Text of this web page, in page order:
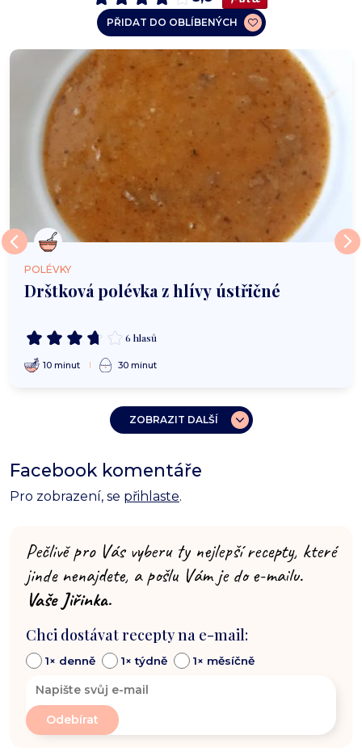
PŘIDAT DO OBLÍBENÝCH
POLÉVKY
Drštková polévka z hlívy ústřičné
6 hlasů
10 minut 30 minut
ZOBRAZIT DALŠÍ
Facebook komentáře
Pro zobrazení, se přihlaste.
Pečlivě pro Vás vyberu ty nejlepší recepty, které
jinde nenajdete, a pošlu Vám je do e-mailu.
Vaše Jiřinka.
Chci dostávat recepty na e-mail:
1× denně 1× týdně 1× měsíčně